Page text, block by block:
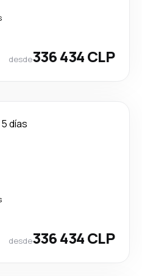
desde336 434 CLP
5 días
desde336 434 CLP